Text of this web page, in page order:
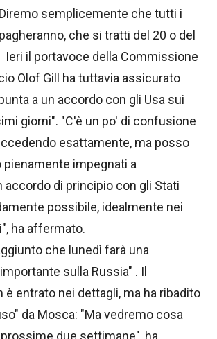
semplicemente che tutti i
che si tratti del 20 o del
Ieri il portavoce della Commissione
Olof Gill ha tuttavia assicurato
a un accordo con gli Usa sui
giorni". "C'è un po' di confusione
esattamente, ma posso
pienamente impegnati a
accordo di principio con gli Stati
possibile, idealmente nei
ha affermato.
che lunedì farà una
sulla Russia" . Il
è entrato nei dettagli, ma ha ribadito
da Mosca: "Ma vedremo cosa
due settimane", ha